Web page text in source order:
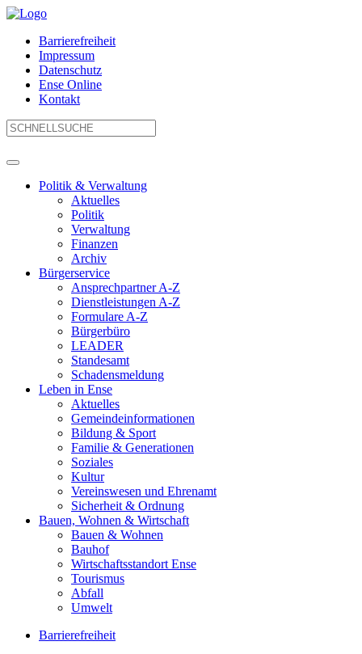
Barrierefreiheit
Impressum
Datenschutz
Ense Online
Kontakt
Politik & Verwaltung
Aktuelles
Politik
Verwaltung
Finanzen
Archiv
Bürgerservice
Ansprechpartner A-Z
Dienstleistungen A-Z
Formulare A-Z
Bürgerbüro
LEADER
Standesamt
Schadensmeldung
Leben in Ense
Aktuelles
Gemeinde­informationen
Bildung & Sport
Familie & Generationen
Soziales
Kultur
Vereinswesen und Ehrenamt
Sicherheit & Ordnung
Bauen, Wohnen & Wirtschaft
Bauen & Wohnen
Bauhof
Wirtschaftsstandort Ense
Tourismus
Abfall
Umwelt
Barrierefreiheit